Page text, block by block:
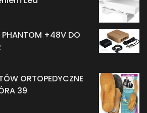
+48V DO
ORTOPEDYCZNE
39